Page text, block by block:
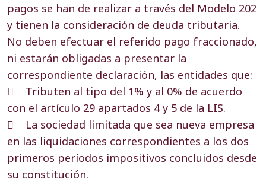
pagos se han de realizar a través del Modelo 202
y tienen la consideración de deuda tributaria.
No deben efectuar el referido pago fraccionado,
ni estarán obligadas a presentar la
correspondiente declaración, las entidades que:
 Tributen al tipo del 1% y al 0% de acuerdo
con el artículo 29 apartados 4 y 5 de la LIS.
 La sociedad limitada que sea nueva empresa
en las liquidaciones correspondientes a los dos
primeros períodos impositivos concluidos desde
su constitución.